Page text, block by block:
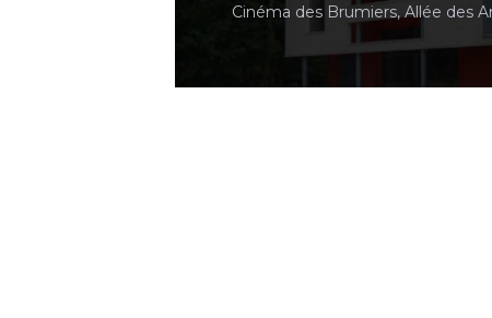
Cinéma des Brumiers, Allée des